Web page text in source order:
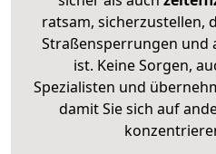
ratsam, sicherzustellen,
Straßensperrungen und
ist. Keine Sorgen,
Spezialisten und
damit Sie sich auf